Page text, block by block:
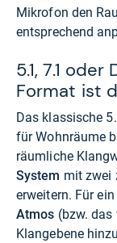
Mikrofon den
entsprechend
5.1, 7.1
Format ist
Das klassische
für Wohnräume
räumliche
System mit zwei
erweitern. Für
Atmos (bzw. das
Klangebene